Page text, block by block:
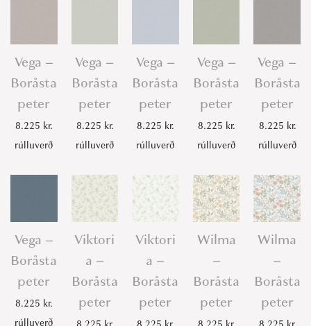
Vega –
Boråsta
peter
8.225 kr.
rúlluverð
Vega –
Boråsta
peter
8.225 kr.
rúlluverð
Vega –
Boråsta
peter
8.225 kr.
rúlluverð
Vega –
Boråsta
peter
8.225 kr.
rúlluverð
Vega –
Boråsta
peter
8.225 kr.
rúlluverð
Vega –
Boråsta
peter
8.225 kr.
rúlluverð
Viktori
a –
Boråsta
peter
Viktori
a –
Boråsta
peter
Wilma
–
Boråsta
peter
Wilma
–
Boråsta
peter